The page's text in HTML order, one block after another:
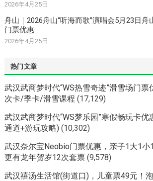
2026年4月25日
舟山｜2026舟山“听海而歌”演唱会5月23日
门票优惠
2026年4月25日
热门文章
武汉武商梦时代“WS热雪奇迹”滑雪场门票
次卡/季卡/滑雪课程 (17,129)
武汉武商梦时代“WS梦乐园”寒假畅玩卡优
通道+游玩攻略) (10,302)
武汉奈尔宝Neobio门票优惠，亲子1大1小
更有龙年贺岁12次套票 (9,578)
武汉禧汤生活馆(街道口)，儿童票49元！